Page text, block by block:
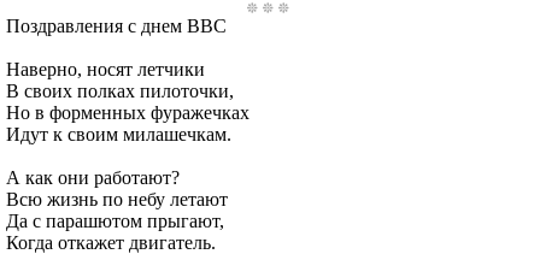
Поздравления с днем ВВС
Наверно, носят летчики
В своих полках пилоточки,
Но в форменных фуражечках
Идут к своим милашечкам.
А как они работают?
Всю жизнь по небу летают
Да с парашютом прыгают,
Когда откажет двигатель.